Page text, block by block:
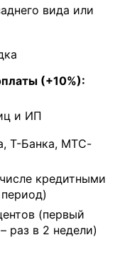
вида или
(+10%):
и ИП
Т-Банка, МТС-
кредитными
(первый
раз в 2 недели)